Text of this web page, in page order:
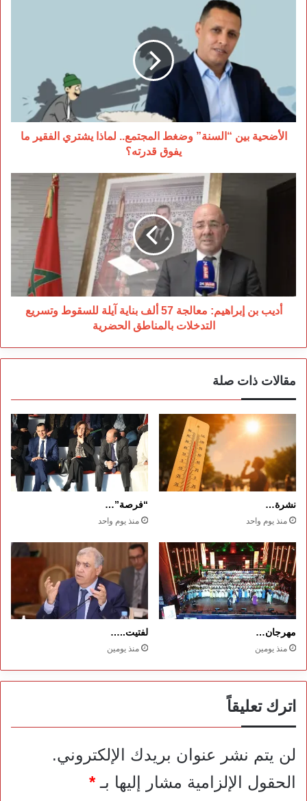
الأضحية
المجتمع..
لماذا
يشتري
الفقير
ما
يفوق
الأضحية بين “السنة” وضغط المجتمع.. لماذا يشتري الفقير ما
يفوق قدرته؟
أديب
للسقوط
وتسريع
التدخلات
الحضرية
أديب بن إبراهيم: معالجة 57 ألف بناية آيلة للسقوط وتسريع
التدخلات بالمناطق الحضرية
مقالات ذات صلة
نشرة…
منذ يوم واحد
“فرصة”…
منذ يوم واحد
مهرجان…
منذ يومين
لفتيت..…
منذ يومين
اترك تعليقاً
لن يتم نشر عنوان بريدك الإلكتروني.
الحقول الإلزامية مشار إليها بـ*